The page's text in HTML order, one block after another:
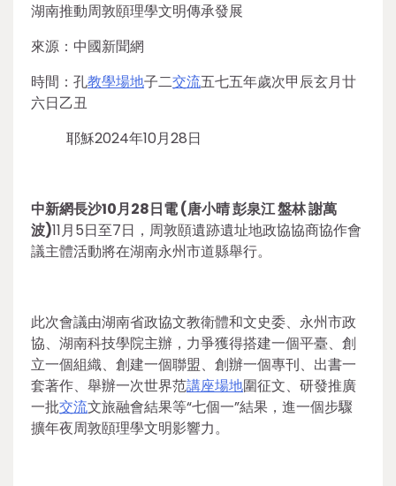
湖南推動周敦頤理學文明傳承發展
來源：中國新聞網
時間：孔教學場地子二交流五七五年歲次甲辰玄月廿
六日乙丑
耶穌2024年10月28日
中新網長沙10月28日電 (唐小晴 彭泉江 盤林 謝萬
波)11月5日至7日，周敦頤遺跡遺址地政協協商協作會
議主體活動將在湖南永州市道縣舉行。
此次會議由湖南省政協文教衛體和文史委、永州市政
協、湖南科技學院主辦，力爭獲得搭建一個平臺、創
立一個組織、創建一個聯盟、創辦一個專刊、出書一
套著作、舉辦一次世界范講座場地圍征文、研發推廣
一批交流文旅融會結果等“七個一”結果，進一個步驟
擴年夜周敦頤理學文明影響力。